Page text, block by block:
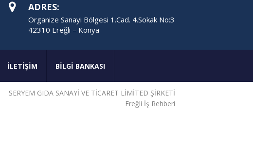
ADRES:
Organize Sanayi Bölgesi 1.Cad. 4.Sokak No:3
42310 Ereğli – Konya
İLETİŞİM BİLGİ BANKASI
SERYEM GIDA SANAYİ VE TİCARET LİMİTED ŞİRKETİ
Ereğli İş Rehberi